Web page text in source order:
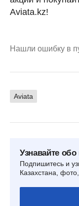
Aviata.kz!
Нашли ошибку в
Aviata
Узнавайте
Подпишитесь и
Казахстана,